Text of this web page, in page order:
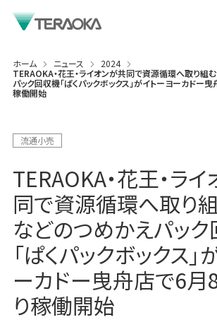
ホーム ニュース
2024
TERAOKA・花王・ライオンが共同で資源循環へ取り
パック回収機「ぱくパックボックス」がイトーヨーカドー曳
稼働開始
流通小売
TERAOKA・花王・ラ
同で資源循環へ取り
などのつめかえパッ
「ぱくパックボックス」
ーカドー曳舟店で6月8
り稼働開始